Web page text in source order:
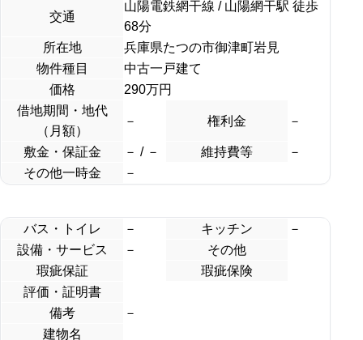
交通
山陽電鉄網干線 / 山陽網干駅 徒歩
68分
所在地
兵庫県たつの市御津町岩見
物件種目
中古一戸建て
価格
290万円
借地期間・地代
（月額）
－ 権利金 －
敷金・保証金 － / － 維持費等
－
その他一時金
－
バス・トイレ － キッチン
－
設備・サービス
－
その他
瑕疵保証
瑕疵保険
評価・証明書
備考
－
建物名